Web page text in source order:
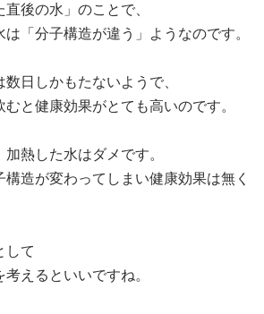
後の水」のことで、
「分子構造が違う」ようなのです。
日しかもたないようで、
と健康効果がとても高いのです。
熱した水はダメです。
造が変わってしまい健康効果は無く
して
考えるといいですね。